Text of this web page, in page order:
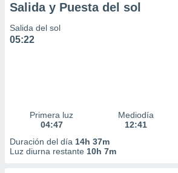
Salida y Puesta del sol
Salida del sol
05:22
Primera luz
04:47
Mediodía
12:41
Duración del día 14h 37m
Luz diurna restante 10h 7m